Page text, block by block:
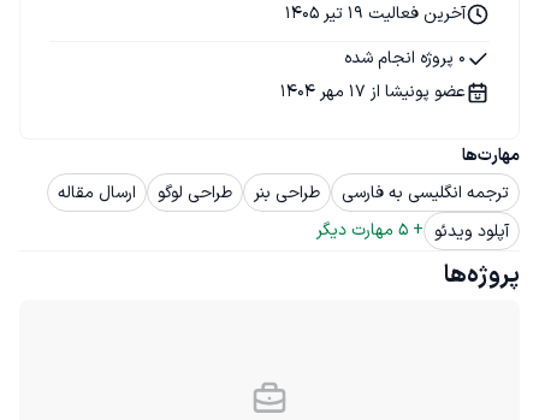
مهارت‌ها
ترجمه انگلیسی به فارسی
طراحی بنر طراحی لوگو
ارسال مقاله
آپلود ویدئو +
5 مهارت دیگر
آخرین فعالیت 19 تیر 1405
0 پروژه انجام شده
عضو پونیشا از 17 مهر 1404
پروژه‌ها